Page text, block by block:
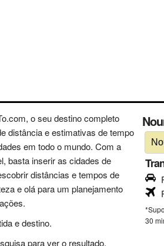
o seu destino completo
distância e estimativas de tempo
em todo o mundo. Com a
basta inserir as cidades de
distâncias e tempos de
e olá para um planejamento
e destino.
para ver o resultado.
30